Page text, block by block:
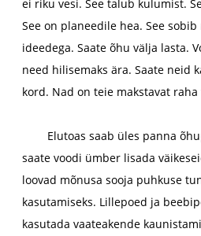
ei riku vesi. See talub kulumist.
See on planeedile hea. See
ideedega. Saate õhu välja lasta.
need hilisemaks ära. Saate neid
kord. Nad on teie makstavat raha
Elutoas saab üles panna
saate voodi ümber lisada
loovad mõnusa sooja puhkuse
kasutamiseks. Lillepoed ja
kasutada vaateakende